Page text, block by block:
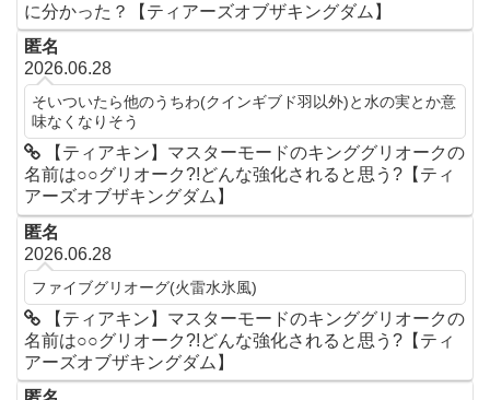
に分かった？【ティアーズオブザキングダム】
匿名
2026.06.28
そいついたら他のうちわ(クインギブド羽以外)と水の実とか意
味なくなりそう
【ティアキン】マスターモードのキンググリオークの
名前は○○グリオーク?!どんな強化されると思う?【ティ
アーズオブザキングダム】
匿名
2026.06.28
ファイブグリオーグ(火雷水氷風)
【ティアキン】マスターモードのキンググリオークの
名前は○○グリオーク?!どんな強化されると思う?【ティ
アーズオブザキングダム】